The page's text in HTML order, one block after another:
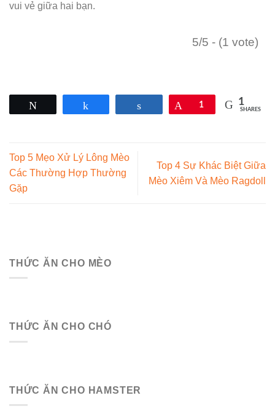
vui vẻ giữa hai bạn.
5/5 - (1 vote)
Pin
1 1
SHARES
Top 5 Mẹo Xử Lý Lông Mèo
Các Thường Hợp Thường
Gặp
Top 4 Sự Khác Biệt Giữa
Mèo Xiêm Và Mèo Ragdoll
THỨC ĂN CHO MÈO
THỨC ĂN CHO CHÓ
THỨC ĂN CHO HAMSTER